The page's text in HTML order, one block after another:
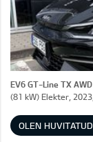
EV6 GT-Line TX AWD
(81 kW) Elekter,
OLEN HUVITATUD